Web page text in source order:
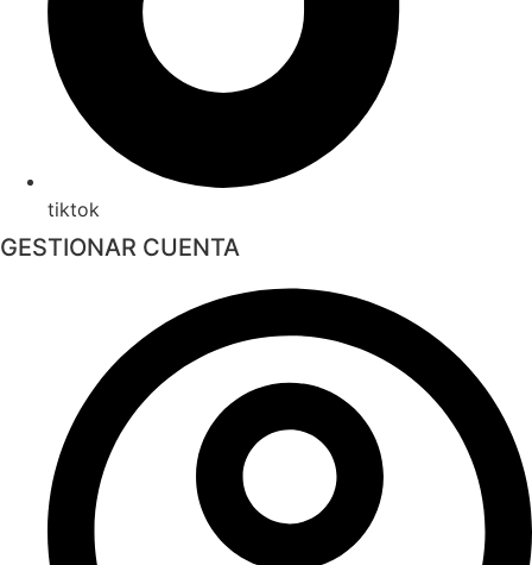
tiktok
GESTIONAR CUENTA